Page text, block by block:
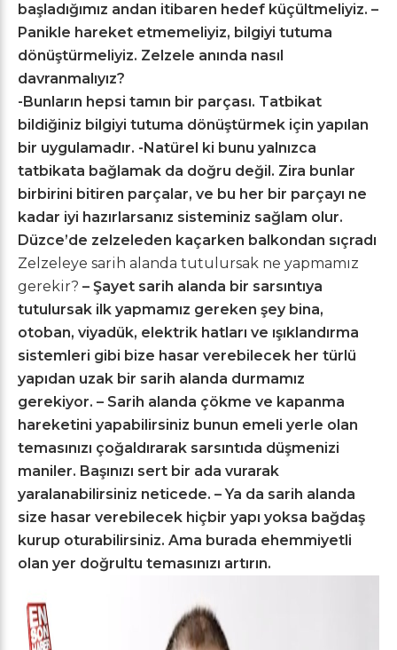
başladığımız andan itibaren hedef küçültmeliyiz. –
Panikle hareket etmemeliyiz, bilgiyi tutuma
dönüştürmeliyiz. Zelzele anında nasıl
davranmalıyız?
-Bunların hepsi tamın bir parçası. Tatbikat
bildiğiniz bilgiyi tutuma dönüştürmek için yapılan
bir uygulamadır. -Natürel ki bunu yalnızca
tatbikata bağlamak da doğru değil. Zira bunlar
birbirini bitiren parçalar, ve bu her bir parçayı ne
kadar iyi hazırlarsanız sisteminiz sağlam olur.
Düzce’de zelzeleden kaçarken balkondan sıçradı
Zelzeleye sarih alanda tutulursak ne yapmamız
gerekir? – Şayet sarih alanda bir sarsıntıya
tutulursak ilk yapmamız gereken şey bina,
otoban, viyadük, elektrik hatları ve ışıklandırma
sistemleri gibi bize hasar verebilecek her türlü
yapıdan uzak bir sarih alanda durmamız
gerekiyor. – Sarih alanda çökme ve kapanma
hareketini yapabilirsiniz bunun emeli yerle olan
temasınızı çoğaldırarak sarsıntıda düşmenizi
maniler. Başınızı sert bir ada vurarak
yaralanabilirsiniz neticede. – Ya da sarih alanda
size hasar verebilecek hiçbir yapı yoksa bağdaş
kurup oturabilirsiniz. Ama burada ehemmiyetli
olan yer doğrultu temasınızı artırın.